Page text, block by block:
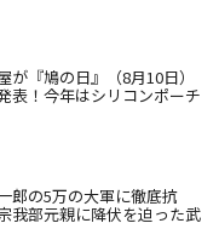
が『鳩の日』（8月10日）
表！今年はシリコンポーチ
郎の5万の大軍に徹底抗
我部元親に降伏を迫った武